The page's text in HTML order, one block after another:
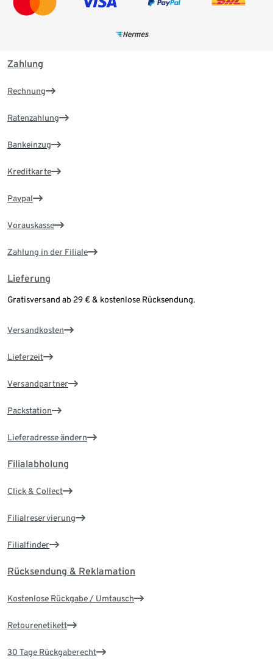
Zahlung
Rechnung
Ratenzahlung
Bankeinzug
Kreditkarte
Paypal
Vorauskasse
Zahlung in der Filiale
Lieferung
Gratisversand ab 29 € & kostenlose Rücksendung.
Versandkosten
Lieferzeit
Versandpartner
Packstation
Lieferadresse ändern
Filialabholung
Click & Collect
Filialreservierung
Filialfinder
Rücksendung & Reklamation
Kostenlose Rückgabe / Umtausch
Retourenetikett
30 Tage Rückgaberecht